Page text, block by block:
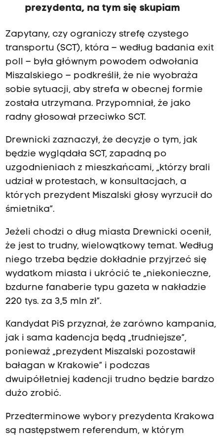
prezydenta, na tym się skupiam
Zapytany, czy ograniczy strefę czystego
transportu (SCT), która – według badania exit
poll – była głównym powodem odwołania
Miszalskiego – podkreślił, że nie wyobraża
sobie sytuacji, aby strefa w obecnej formie
została utrzymana. Przypomniał, że jako
radny głosował przeciwko SCT.
Drewnicki zaznaczył, że decyzje o tym, jak
będzie wyglądała SCT, zapadną po
uzgodnieniach z mieszkańcami, „którzy brali
udział w protestach, w konsultacjach, a
których prezydent Miszalski głosy wyrzucił do
śmietnika”.
Jeżeli chodzi o dług miasta Drewnicki ocenił,
że jest to trudny, wielowątkowy temat. Według
niego trzeba będzie dokładnie przyjrzeć się
wydatkom miasta i ukrócić te „niekonieczne,
bzdurne fanaberie typu gazeta w nakładzie
220 tys. za 3,5 mln zł”.
Kandydat PiS przyznał, że zarówno kampania,
jak i sama kadencja będą „trudniejsze”,
ponieważ „prezydent Miszalski pozostawił
bałagan w Krakowie” i podczas
dwuipółletniej kadencji trudno będzie bardzo
dużo zrobić.
Przedterminowe wybory prezydenta Krakowa
są następstwem referendum, w którym